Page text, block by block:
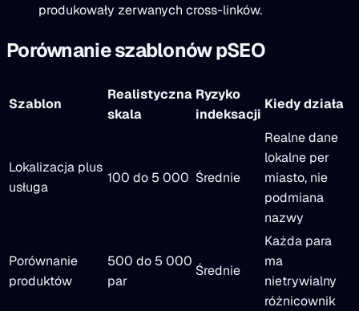
produkowały zerwanych cross-linków.
Porównanie szablonów pSEO
Szablon
Realistyczna
skala
Ryzyko
indeksacji
Kiedy działa
Lokalizacja plus
usługa
100 do 5 000 Średnie
Realne dane
lokalne per
miasto, nie
podmiana
nazwy
Porównanie
produktów
500 do 5 000
par
Średnie
Każda para
ma
nietrywialny
różnicownik